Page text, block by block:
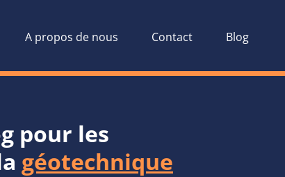
A propos de nous Contact Blog
pour les
géotechnique